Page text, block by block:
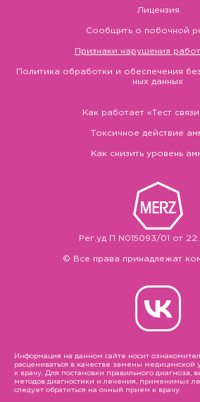
Рег.уд П N015093/01 от
© Все права принадлежат
Лицензия
Сообщить о побочной
Признаки нарушения
Политика обработки и обеспечения
ных данных
Как работает «Тест
Токсичное действие
Как снизить уровень
Информация на данном сайте носит
расцениваться в качестве замены медицинской
к врачу. Для постановки правильного диагноза,
методов диагностики и лечения, применимых
следует обратиться на очный прием к врачу.